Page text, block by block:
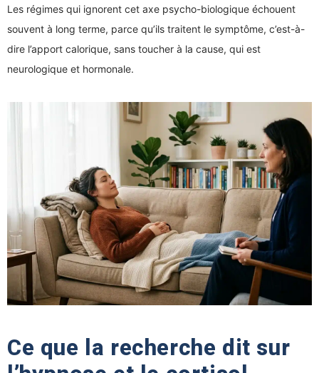
Les régimes qui ignorent cet axe psycho-biologique échouent
souvent à long terme, parce qu’ils traitent le symptôme, c’est-à-
dire l’apport calorique, sans toucher à la cause, qui est
neurologique et hormonale.
Ce que la recherche dit sur